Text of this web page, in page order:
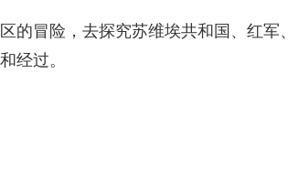
的冒险，去探究苏维埃共和国、红军、
经过。